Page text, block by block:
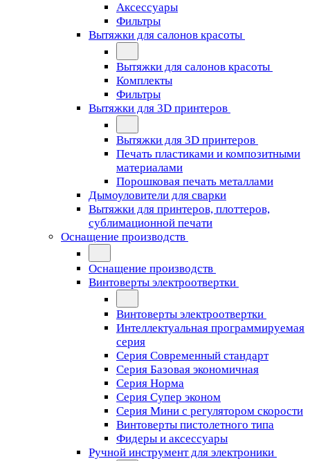
Аксессуары
Фильтры
Вытяжки для салонов красоты
Вытяжки для салонов красоты
Комплекты
Фильтры
Вытяжки для 3D принтеров
Вытяжки для 3D принтеров
Печать пластиками и композитными
материалами
Порошковая печать металлами
Дымоуловители для сварки
Вытяжки для принтеров, плоттеров,
сублимационной печати
Оснащение производств
Оснащение производств
Винтоверты электроотвертки
Винтоверты электроотвертки
Интеллектуальная программируемая
серия
Серия Современный стандарт
Серия Базовая экономичная
Серия Норма
Серия Cупер эконом
Серия Мини с регулятором скорости
Винтоверты пистолетного типа
Фидеры и аксессуары
Ручной инструмент для электроники